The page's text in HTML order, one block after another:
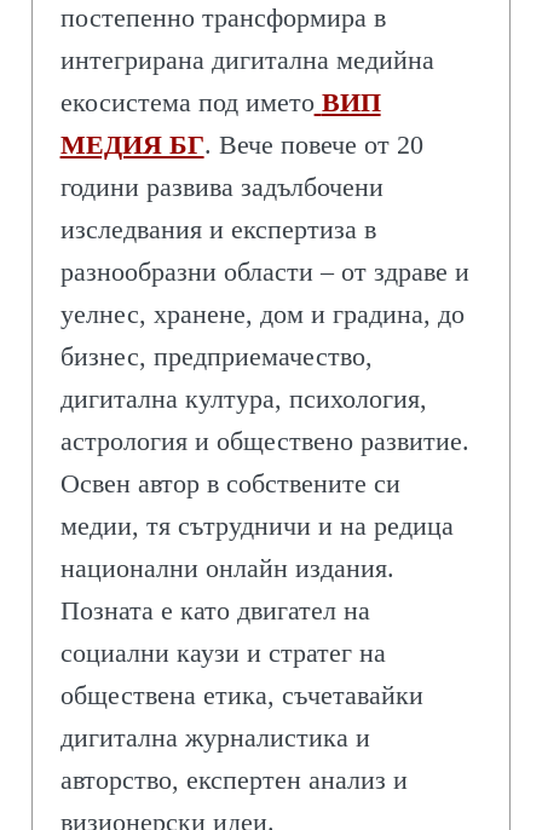
постепенно трансформира в
интегрирана дигитална медийна
екосистема под името ВИП
МЕДИЯ БГ. Вече повече от 20
години развива задълбочени
изследвания и експертиза в
разнообразни области – от здраве и
уелнес, хранене, дом и градина, до
бизнес, предприемачество,
дигитална култура, психология,
астрология и обществено развитие.
Освен автор в собствените си
медии, тя сътрудничи и на редица
национални онлайн издания.
Позната е като двигател на
социални каузи и стратег на
обществена етика, съчетавайки
дигитална журналистика и
авторство, експертен анализ и
визионерски идеи.